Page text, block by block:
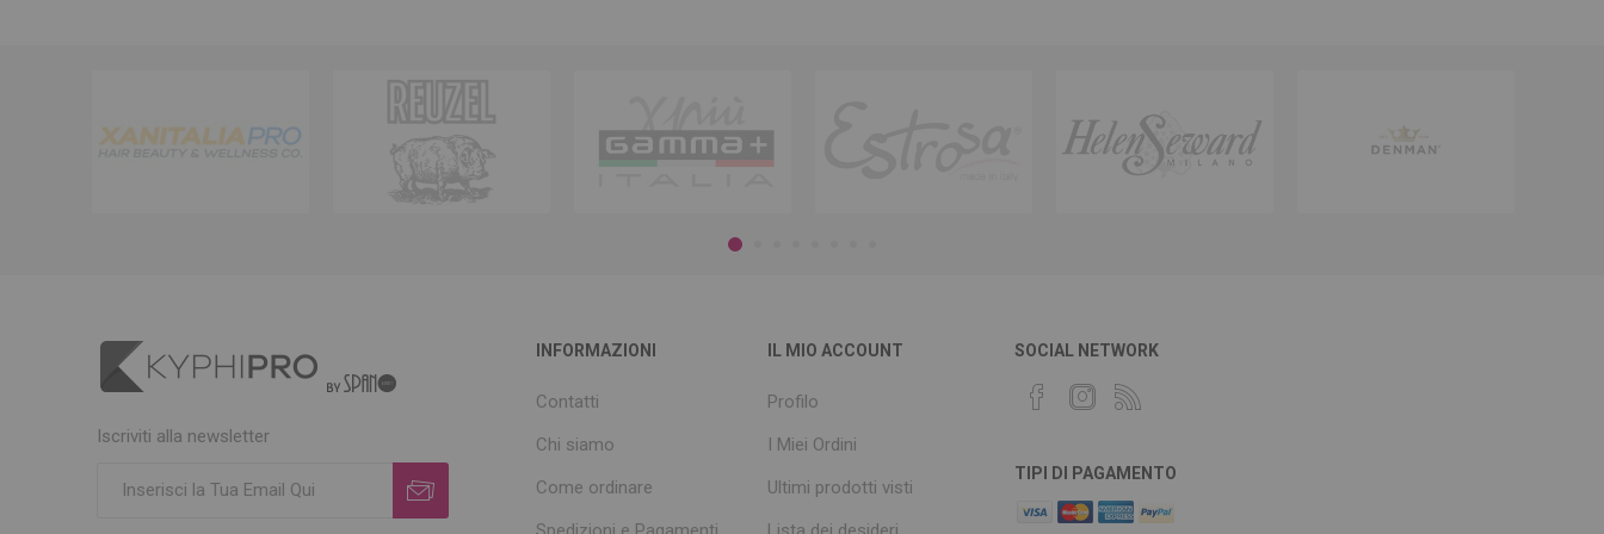
Iscriviti alla newsletter
INFORMAZIONI
Contatti
Chi siamo
Come ordinare
IL MIO ACCOUNT
Profilo
I Miei Ordini
Ultimi prodotti visti
SOCIAL NETWORK
TIPI DI PAGAMENTO